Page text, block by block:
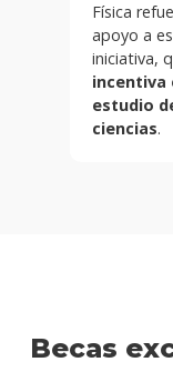
Física
apoyo a
iniciativa,
incentiva
estudio
ciencias.
Becas